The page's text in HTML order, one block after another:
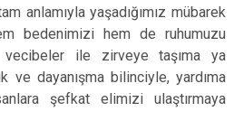
yaşadığımız mübarek
bedenimizi hem de ruhumuzu
ile zirveye taşıma ya
ve dayanışma bilinciyle, yardıma
şefkat elimizi ulaştırmaya